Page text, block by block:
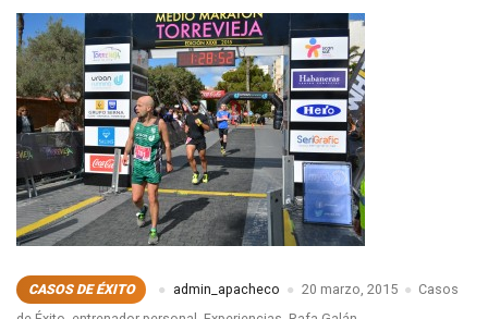
CASOS DE ÉXITO admin_apacheco 20 marzo, 2015
Casos